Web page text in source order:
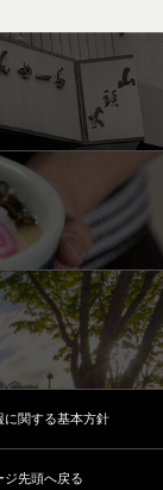
に関する基本方針
ジ先頭へ戻る